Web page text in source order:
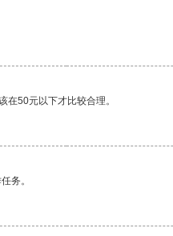
50元以下才比较合理。
务。